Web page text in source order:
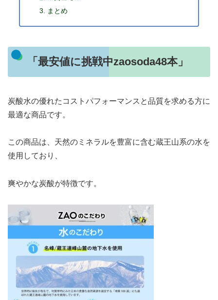
まとめ
「最安値に挑戦中zaosoda48本」
炭酸水の優れたコストパフォーマンスと品質を求める方に
最適な商品です。
この商品は、天然のミネラルを豊富に含む蔵王山系の水を
使用しており、
爽やかな炭酸が特徴です。